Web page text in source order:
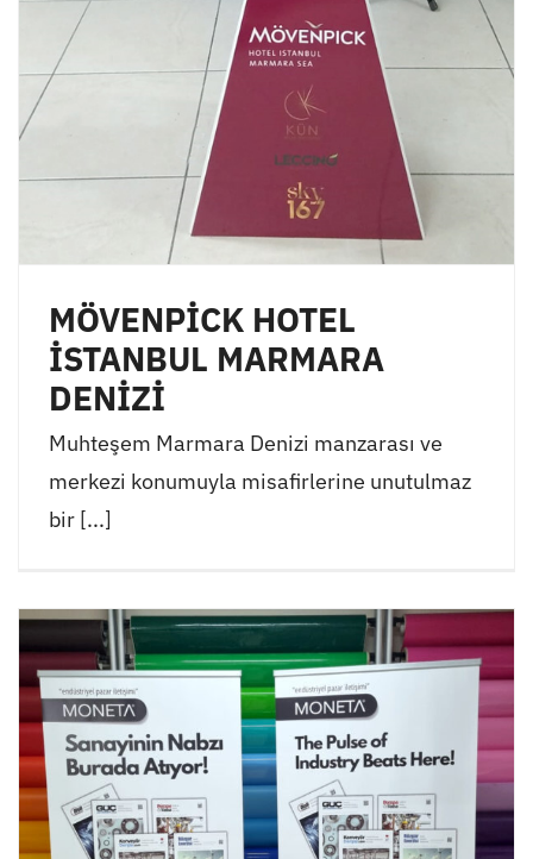
MÖVENPİCK HOTEL
İSTANBUL MARMARA
DENİZİ
Muhteşem Marmara Denizi manzarası ve
merkezi konumuyla misafirlerine unutulmaz
bir [...]